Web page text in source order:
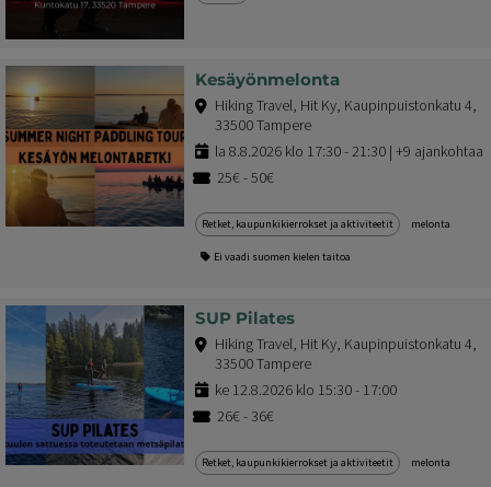
Kesäyönmelonta
Hiking Travel, Hit Ky, Kaupinpuistonkatu 4,
33500 Tampere
la 8.8.2026 klo 17:30 - 21:30 | +9 ajankohtaa
25€ - 50€
Retket, kaupunkikierrokset ja aktiviteetit melonta
Ei vaadi suomen kielen taitoa
SUP Pilates
Hiking Travel, Hit Ky, Kaupinpuistonkatu 4,
33500 Tampere
ke 12.8.2026 klo 15:30 - 17:00
26€ - 36€
Retket, kaupunkikierrokset ja aktiviteetit melonta